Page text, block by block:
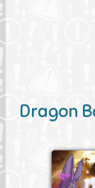
Dragon